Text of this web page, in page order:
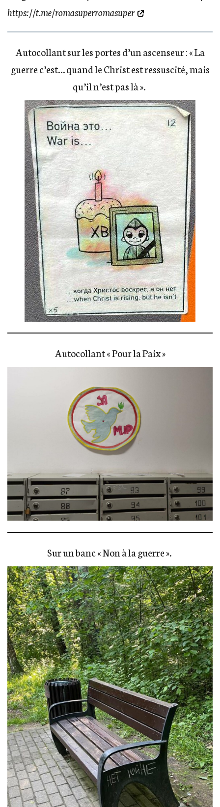
https://t.me/romasuperromasuper
Autocollant sur les portes d’un ascenseur : « La
guerre c’est… quand le Christ est ressuscité, mais
qu’il n’est pas là ».
Autocollant « Pour la Paix »
Sur un banc « Non à la guerre ».